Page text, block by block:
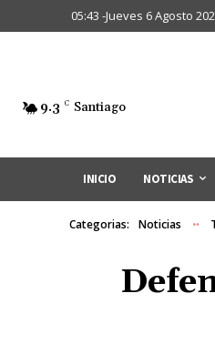
05:43 -Jueves 6 Agosto
9.3 C Santiago
INICIO NOTICIAS
Categorias: Noticias